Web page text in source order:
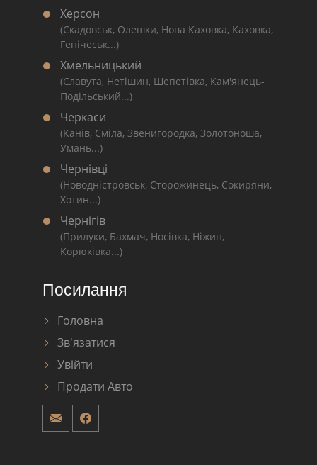
Херсон
(Скадовськ, Олешки, Нова Каховка, Каховка,
Генічеськ...)
Хмельницький
(Славута, Нетішин, Шепетівка, Кам'янець-
Подільський...)
Черкаси
(Канів, Сміла, Звенигородка, Золотоноша,
Умань...)
Чернівці
(Новодністровськ, Сторожинець, Сокиряни,
Хотин...)
Чернігів
(Прилуки, Бахмач, Носівка, Ніжин,
Корюківка...)
Посилання
Головна
Зв'язатися
Увійти
Продати Авто